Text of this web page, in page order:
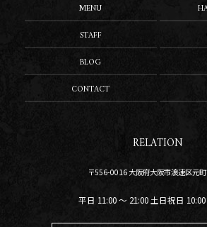
MENU
STAFF
BLOG
CONTACT
RELATION
〒556-0016 大阪府大阪市浪速区元
平日 11:00 〜 21:00 土日祝日